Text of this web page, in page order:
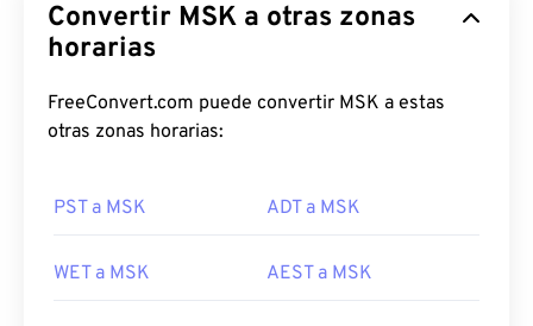
Convertir MSK a otras zonas
horarias
FreeConvert.com puede convertir MSK a estas
otras zonas horarias:
PST a MSK ADT a MSK
WET a MSK AEST a MSK